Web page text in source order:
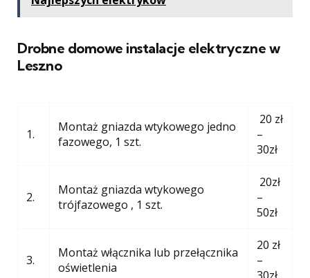
Drobne domowe instalacje elektryczne w
Leszno
1.
Montaż gniazda wtykowego jedno
fazowego, 1 szt.
20 zł
–
30zł
2.
Montaż gniazda wtykowego
trójfazowego , 1 szt.
20zł
–
50zł
3.
Montaż włącznika lub przełącznika
oświetlenia
20 zł
–